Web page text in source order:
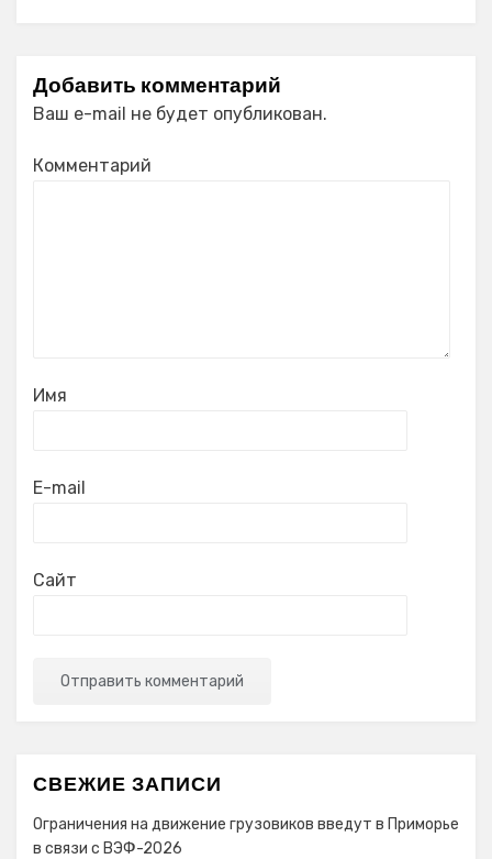
Добавить комментарий
Ваш e-mail не будет опубликован.
Комментарий
Имя
E-mail
Сайт
СВЕЖИЕ ЗАПИСИ
Ограничения на движение грузовиков введут в Приморье
в связи с ВЭФ-2026